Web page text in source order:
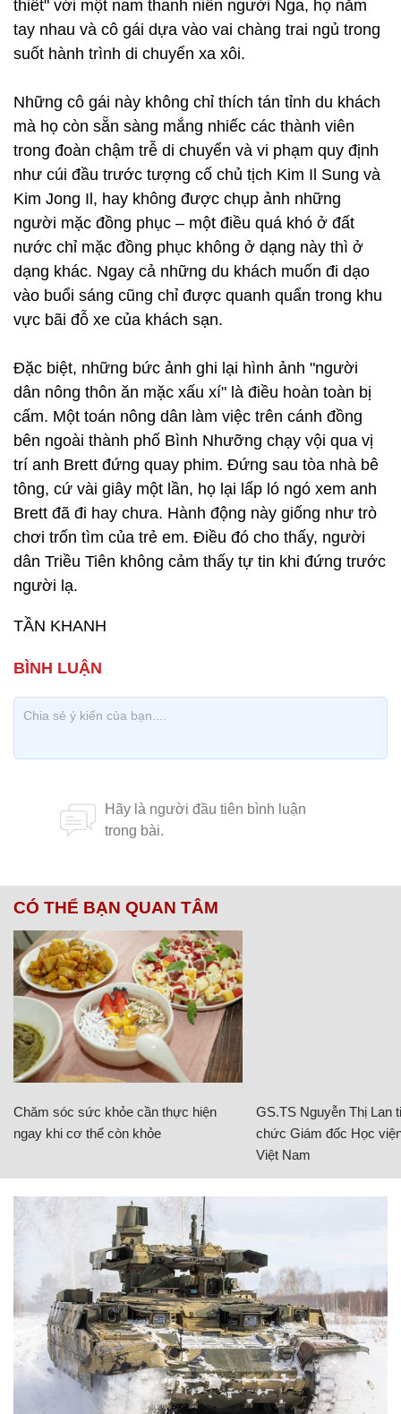
thiết" với một nam thanh niên người Nga, họ nắm
tay nhau và cô gái dựa vào vai chàng trai ngủ trong
suốt hành trình di chuyển xa xôi.
Những cô gái này không chỉ thích tán tỉnh du khách
mà họ còn sẵn sàng mắng nhiếc các thành viên
trong đoàn chậm trễ di chuyển và vi phạm quy định
như cúi đầu trước tượng cố chủ tịch Kim Il Sung và
Kim Jong Il, hay không được chụp ảnh những
người mặc đồng phục – một điều quá khó ở đất
nước chỉ mặc đồng phục không ở dạng này thì ở
dạng khác. Ngay cả những du khách muốn đi dạo
vào buổi sáng cũng chỉ được quanh quẩn trong khu
vực bãi đỗ xe của khách sạn.
Đặc biệt, những bức ảnh ghi lại hình ảnh "người
dân nông thôn ăn mặc xấu xí" là điều hoàn toàn bị
cấm. Một toán nông dân làm việc trên cánh đồng
bên ngoài thành phố Bình Nhưỡng chạy vội qua vị
trí anh Brett đứng quay phim. Đứng sau tòa nhà bê
tông, cứ vài giây một lần, họ lại lấp ló ngó xem anh
Brett đã đi hay chưa. Hành động này giống như trò
chơi trốn tìm của trẻ em. Điều đó cho thấy, người
dân Triều Tiên không cảm thấy tự tin khi đứng trước
người lạ.
TẦN KHANH
CÓ THỂ BẠN QUAN TÂM
Chăm sóc sức khỏe cần thực hiện
ngay khi cơ thể còn khỏe
GS.TS Nguyễn Thị Lan
chức Giám đốc Học
Việt Nam